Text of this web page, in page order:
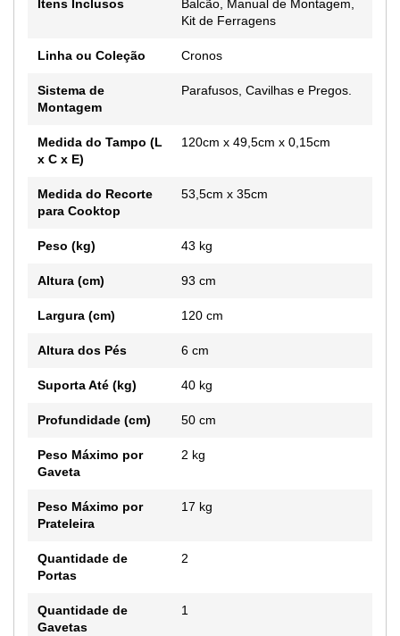
Itens Inclusos
Balcão, Manual de Montagem,
Kit de Ferragens
Linha ou Coleção Cronos
Sistema de
Montagem
Parafusos, Cavilhas e Pregos.
Medida do Tampo (L
x C x E)
120cm x 49,5cm x 0,15cm
Medida do Recorte
para Cooktop
53,5cm x 35cm
Peso (kg) 43 kg
Altura (cm) 93 cm
Largura (cm) 120 cm
Altura dos Pés 6 cm
Suporta Até (kg) 40 kg
Profundidade (cm) 50 cm
Peso Máximo por
Gaveta
2 kg
Peso Máximo por
Prateleira
17 kg
Quantidade de
Portas
2
Quantidade de
Gavetas
1